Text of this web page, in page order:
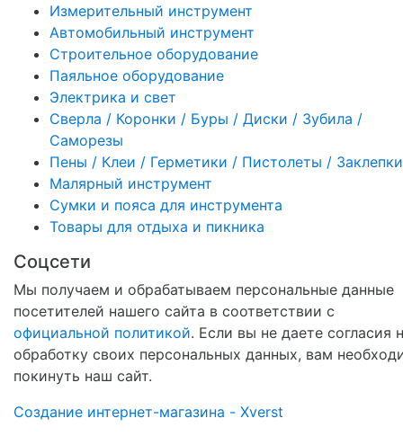
Измерительный инструмент
Автомобильный инструмент
Строительное оборудование
Паяльное оборудование
Электрика и свет
Сверла / Коронки / Буры / Диски / Зубила /
Саморезы
Пены / Клеи / Герметики / Пистолеты / Заклепки
Малярный инструмент
Сумки и пояса для инструмента
Товары для отдыха и пикника
Соцсети
Мы получаем и обрабатываем персональные данные
посетителей нашего сайта в соответствии с
официальной политикой. Если вы не даете согласия
обработку своих персональных данных, вам
покинуть наш сайт.
Создание интернет-магазина - Xverst